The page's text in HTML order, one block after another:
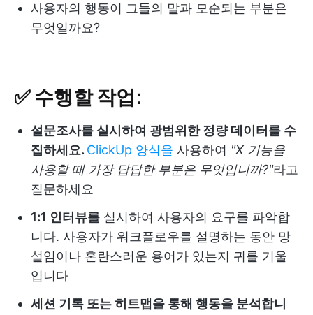
사용자의 행동이 그들의 말과 모순되는 부분은
무엇일까요?
✅ 수행할 작업:
설문조사를 실시하여 광범위한 정량 데이터를 수
집하세요. ClickUp 양식을 사용하여 "X 기능을
사용할 때 가장 답답한 부분은 무엇입니까?"라고
질문하세요
1:1 인터뷰를 실시하여 사용자의 요구를 파악합
니다. 사용자가 워크플로우를 설명하는 동안 망
설임이나 혼란스러운 용어가 있는지 귀를 기울
입니다
세션 기록 또는 히트맵을 통해 행동을 분석합니